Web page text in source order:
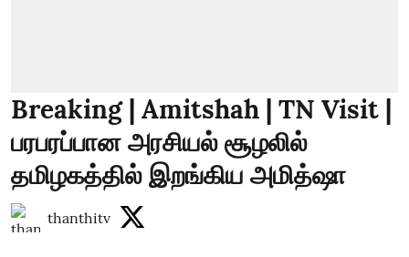
Breaking | Amitshah | TN Visit |
பரபரப்பான அரசியல் சூழலில்
தமிழகத்தில் இறங்கிய அமித்ஷா
thanthitv